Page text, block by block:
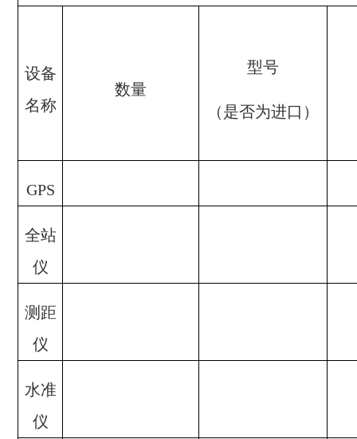
设备
名称
数量
型号
（是否为进口）
GPS
全站
仪
测距
仪
水准
仪